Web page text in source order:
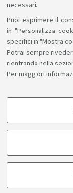
necessari.
Puoi esprimere il
in "Personalizza
specifici in "Mostra
Potrai sempre
rientrando nella
Per maggiori
COOKIE DI
degli utenti, creare
di marketing.
Google/Youtube
Bologna - Via
Note